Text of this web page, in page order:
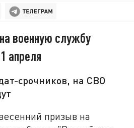
военную службу
апреля
срочников, на СВО
призыв на